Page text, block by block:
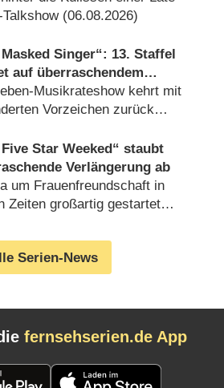
(06.08.2026)
Singer“: 13. Staffel
auf überraschendem
und viel früher als
Musikrateshow kehrt mit
Vorzeichen zurück
Five Star Weeked“ staubt
Verlängerung ab
um Frauenfreundschaft in
Zeiten großartig gestartet
Serien-News
fernsehserien.de App